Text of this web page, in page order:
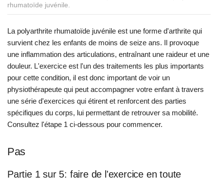
rhumatoïde juvénile.
La polyarthrite rhumatoïde juvénile est une forme d'arthrite qui
survient chez les enfants de moins de seize ans. Il provoque
une inflammation des articulations, entraînant une raideur et une
douleur. L'exercice est l'un des traitements les plus importants
pour cette condition, il est donc important de voir un
physiothérapeute qui peut accompagner votre enfant à travers
une série d'exercices qui étirent et renforcent des parties
spécifiques du corps, lui permettant de retrouver sa mobilité.
Consultez l'étape 1 ci-dessous pour commencer.
Pas
Partie 1 sur 5: faire de l'exercice en toute